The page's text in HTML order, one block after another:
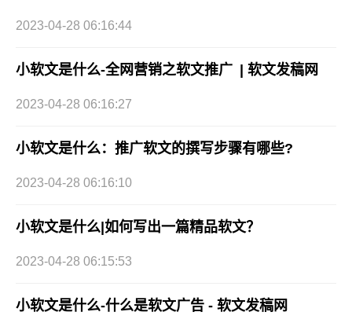
2023-04-28 06:16:44
小软文是什么-全网营销之软文推广 | 软文发稿网
2023-04-28 06:16:27
小软文是什么：推广软文的撰写步骤有哪些?
2023-04-28 06:16:10
小软文是什么|如何写出一篇精品软文？
2023-04-28 06:15:53
小软文是什么-什么是软文广告 - 软文发稿网